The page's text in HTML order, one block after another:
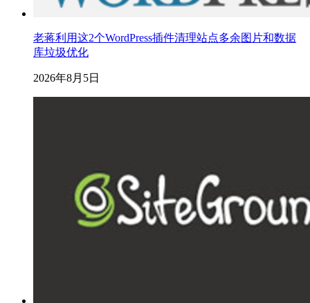
老蒋利用这2个WordPress插件清理站点多余图片和数据
库垃圾优化
2026年8月5日